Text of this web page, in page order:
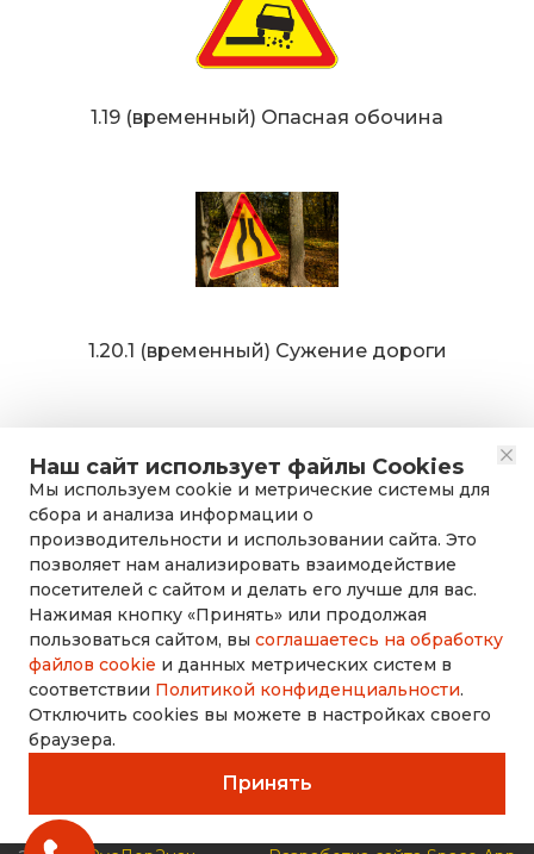
Наш сайт использует файлы Cookies
Мы используем cookie и метрические системы для
сбора и анализа информации о
производительности и использовании сайта. Это
позволяет нам анализировать взаимодействие
посетителей с сайтом и делать его лучше для вас.
Нажимая кнопку «Принять» или продолжая
пользоваться сайтом, вы соглашаетесь на обработку
файлов cookie и данных метрических систем в
соответствии Политикой конфиденциальности.
Отключить cookies вы можете в настройках своего
браузера.
Принять
1.19 (временный) Опасная обочина
1.20.1 (временный) Сужение дороги
rusdorznak@mail.ru
+7 (8452) 53-70-71